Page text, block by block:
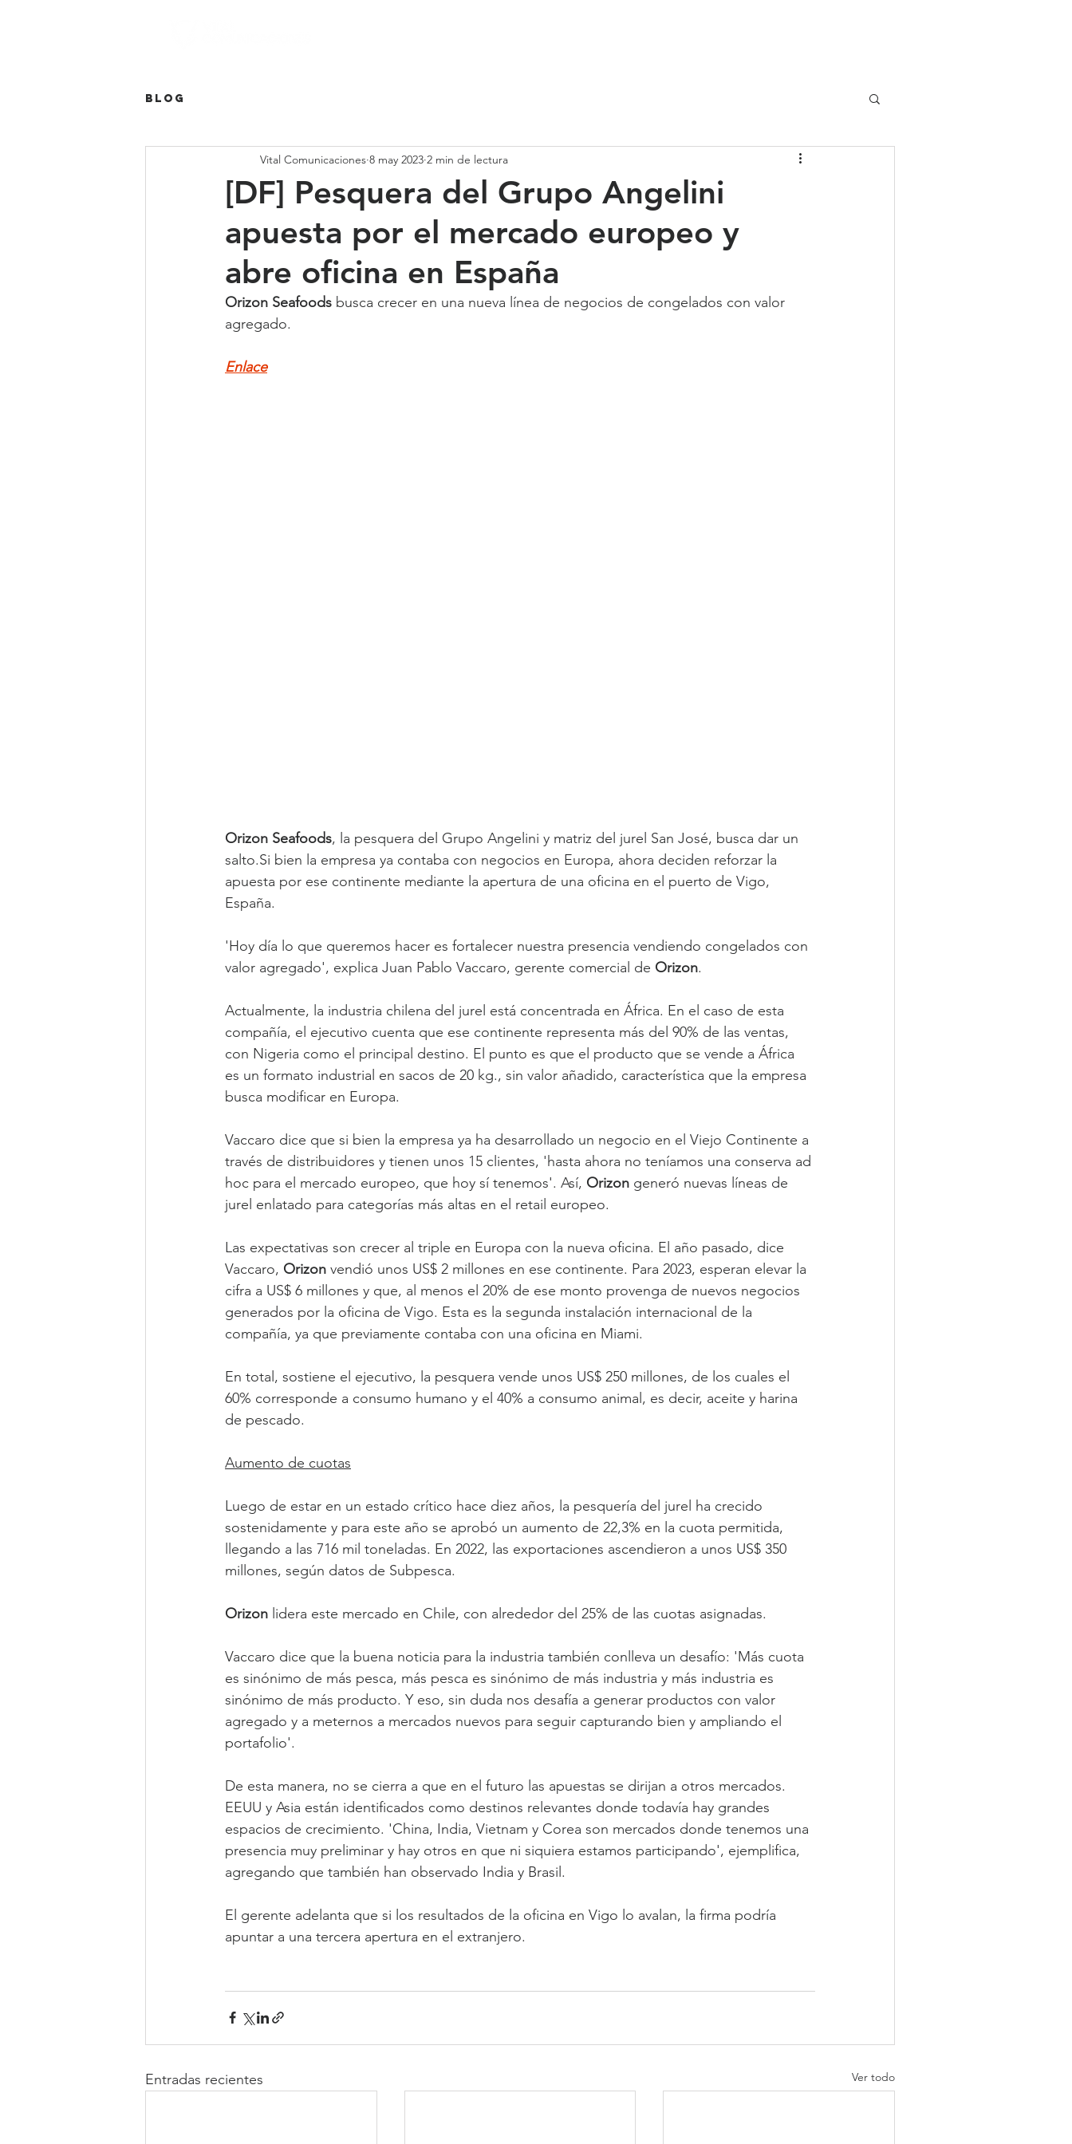
Blog
[DF] Pesquera del Grupo Angelini
apuesta por el mercado europeo y
abre oficina en España
Vital Comunicaciones 8 may 2023 2 min de lectura
Orizon Seafoods busca crecer en una nueva línea de negocios de congelados con valor
agregado.
Enlace
Orizon Seafoods, la pesquera del Grupo Angelini y matriz del jurel San José, busca dar un
salto.Si bien la empresa ya contaba con negocios en Europa, ahora deciden reforzar la
apuesta por ese continente mediante la apertura de una oficina en el puerto de Vigo,
España.
'Hoy día lo que queremos hacer es fortalecer nuestra presencia vendiendo congelados con
valor agregado', explica Juan Pablo Vaccaro, gerente comercial de Orizon.
Actualmente, la industria chilena del jurel está concentrada en África. En el caso de esta
compañía, el ejecutivo cuenta que ese continente representa más del 90% de las ventas,
con Nigeria como el principal destino. El punto es que el producto que se vende a África
es un formato industrial en sacos de 20 kg., sin valor añadido, característica que la empresa
busca modificar en Europa.
Vaccaro dice que si bien la empresa ya ha desarrollado un negocio en el Viejo Continente a
través de distribuidores y tienen unos 15 clientes, 'hasta ahora no teníamos una conserva ad
hoc para el mercado europeo, que hoy sí tenemos'. Así, Orizon generó nuevas líneas de
jurel enlatado para categorías más altas en el retail europeo.
Las expectativas son crecer al triple en Europa con la nueva oficina. El año pasado, dice
Vaccaro, Orizon vendió unos US$ 2 millones en ese continente. Para 2023, esperan elevar la
cifra a US$ 6 millones y que, al menos el 20% de ese monto provenga de nuevos negocios
generados por la oficina de Vigo. Esta es la segunda instalación internacional de la
compañía, ya que previamente contaba con una oficina en Miami.
En total, sostiene el ejecutivo, la pesquera vende unos US$ 250 millones, de los cuales el
60% corresponde a consumo humano y el 40% a consumo animal, es decir, aceite y harina
de pescado.
Aumento de cuotas
Luego de estar en un estado crítico hace diez años, la pesquería del jurel ha crecido
sostenidamente y para este año se aprobó un aumento de 22,3% en la cuota permitida,
llegando a las 716 mil toneladas. En 2022, las exportaciones ascendieron a unos US$ 350
millones, según datos de Subpesca.
Orizon lidera este mercado en Chile, con alrededor del 25% de las cuotas asignadas.
Vaccaro dice que la buena noticia para la industria también conlleva un desafío: 'Más cuota
es sinónimo de más pesca, más pesca es sinónimo de más industria y más industria es
sinónimo de más producto. Y eso, sin duda nos desafía a generar productos con valor
agregado y a meternos a mercados nuevos para seguir capturando bien y ampliando el
portafolio'.
De esta manera, no se cierra a que en el futuro las apuestas se dirijan a otros mercados.
EEUU y Asia están identificados como destinos relevantes donde todavía hay grandes
espacios de crecimiento. 'China, India, Vietnam y Corea son mercados donde tenemos una
presencia muy preliminar y hay otros en que ni siquiera estamos participando', ejemplifica,
agregando que también han observado India y Brasil.
El gerente adelanta que si los resultados de la oficina en Vigo lo avalan, la firma podría
apuntar a una tercera apertura en el extranjero.
Entradas recientes Ver todo